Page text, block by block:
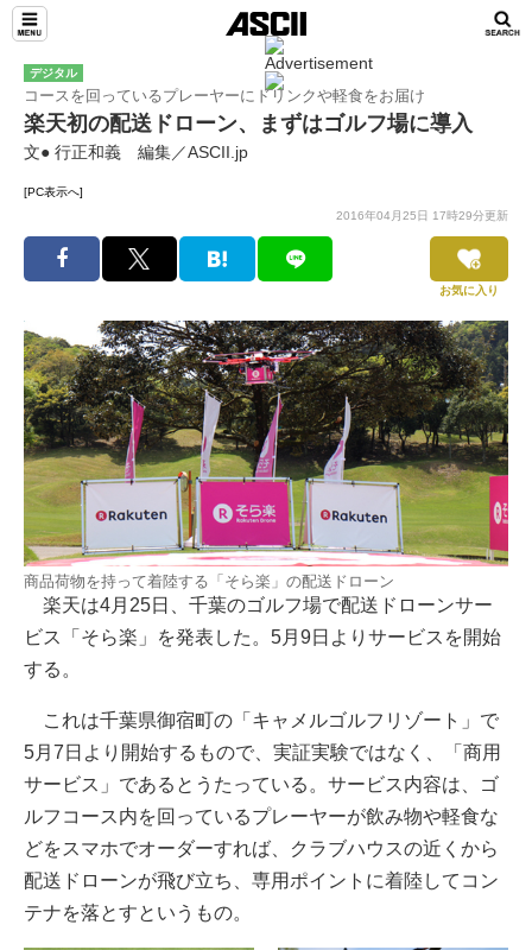
デジタル
コースを回っているプレーヤーにドリンクや軽食をお届け
楽天初の配送ドローン、まずはゴルフ場に導入
文● 行正和義 編集／ASCII.jp
[PC表示へ]
2016年04月25日 17時29分更新
お気に入り
商品荷物を持って着陸する「そら楽」の配送ドローン
楽天は4月25日、千葉のゴルフ場で配送ドローンサー
ビス「そら楽」を発表した。5月9日よりサービスを開始
する。
これは千葉県御宿町の「キャメルゴルフリゾート」で
5月7日より開始するもので、実証実験ではなく、「商用
サービス」であるとうたっている。サービス内容は、ゴ
ルフコース内を回っているプレーヤーが飲み物や軽食な
どをスマホでオーダーすれば、クラブハウスの近くから
配送ドローンが飛び立ち、専用ポイントに着陸してコン
テナを落とすというもの。